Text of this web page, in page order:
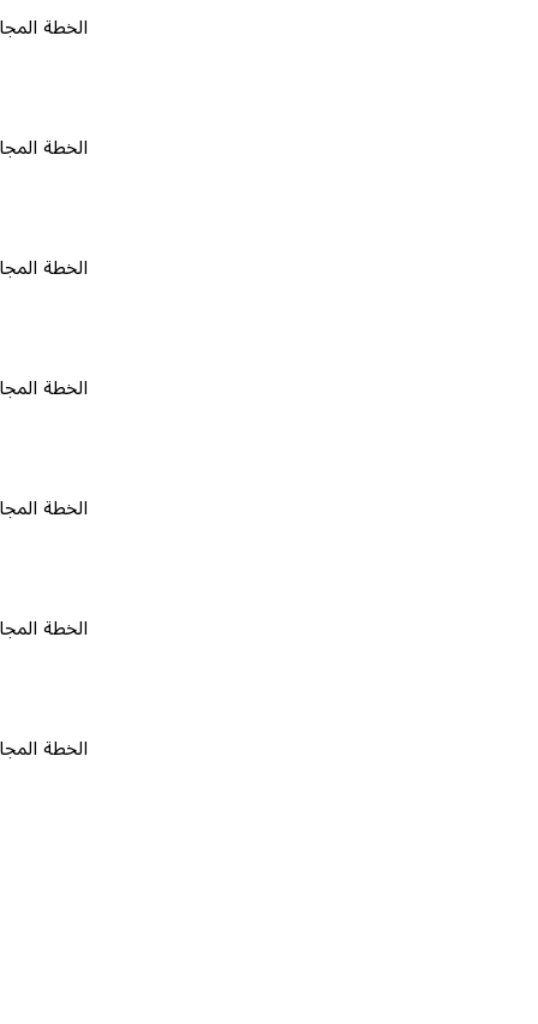
الخطة المجانية ٠
الخطة المجانية ٠
الخطة المجانية ٠
الخطة المجانية ٠
الخطة المجانية ٠
الخطة المجانية ٠
الخطة المجانية ٠